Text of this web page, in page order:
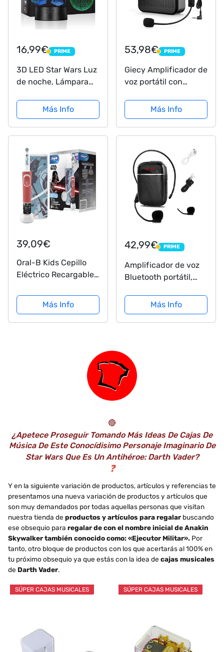
16,99€ PRIME
PRIME
3D LED Star Wars Luz
de noche, Lámpara
+ R2-D2 + Millennium
Falcon, Tres patrones
y 16 colores Lámpara
Cambio - Regalo...
Más Info
53,98€ PRIME
PRIME
Giecy Amplificador de
voz portátil con
batería recargable
2800mah, sistema de
megafonía,
ligero para
profesores, guías...
Más Info
39,09€
Oral-B Kids Cepillo
Eléctrico Recargable
Braun, 1 Mango De
Star Wars, Apto Para
Niños Mayores De 3
Más Info
42,99€ PRIME
PRIME
Amplificador de voz
Bluetooth portátil,
recargable con cable
con micrófono, para
maestros, guías
Más Info
🔴
¿Apetece Proseguir Tomando Más Ideas De Cajas De
Música De Este Conocídisimo Personaje Imaginario De
Star Wars Que Es Un Antihéroe: Darth Vader?
❓
Y en la siguiente variación de productos, artículos y referencias te
presentamos una nueva variación de productos y artículos que
son muy demandados por todas aquellas personas que visitan
nuestra tienda de productos y artículos para regalar buscando
ese obsequio para regalar de con el nombre inicial de Anakin
Skywalker también conocido como: «Ejecutor Militar». Por
tanto, otro bloque de productos con los que acertarás al 100% en
tu próximo obsequio ya que estás con la idea de cajas musicales
de Darth Vader.
SÚPER CAJAS MUSICALES SÚPER CAJAS MUSICALES